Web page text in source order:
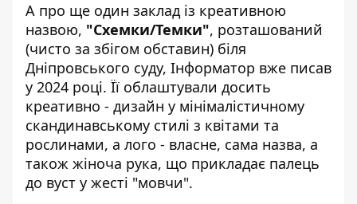
А про ще один заклад із креативною
назвою, "Схемки/Темки", розташований
(чисто за збігом обставин) біля
Дніпровського суду, Інформатор вже писав
у 2024 році. Її облаштували досить
креативно - дизайн у мінімалістичному
скандинавському стилі з квітами та
рослинами, а лого - власне, сама назва, а
також жіноча рука, що прикладає палець
до вуст у жесті "мовчи".